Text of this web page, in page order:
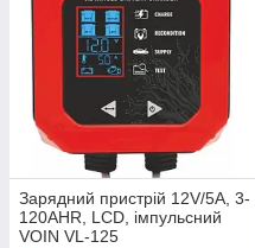
Зарядний пристрій 12V/5A, 3-
120AHR, LCD, імпульсний
VOIN VL-125